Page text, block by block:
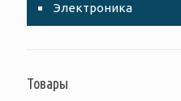
Электроника
Товары